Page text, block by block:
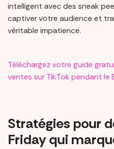
intelligent avec des sneak
captiver votre audience et
véritable impatience.
Téléchargez votre guide
ventes sur TikTok pendant le
Stratégies pour
Friday qui